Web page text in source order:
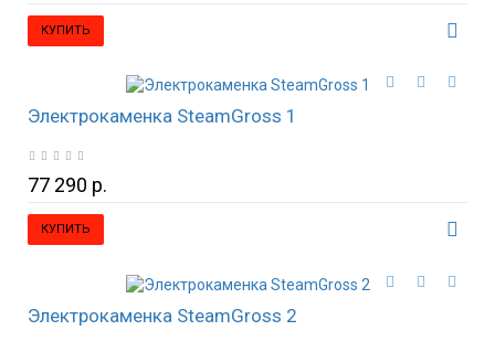
КУПИТЬ
Электрокаменка SteamGross 1
77 290 р.
КУПИТЬ
Электрокаменка SteamGross 2